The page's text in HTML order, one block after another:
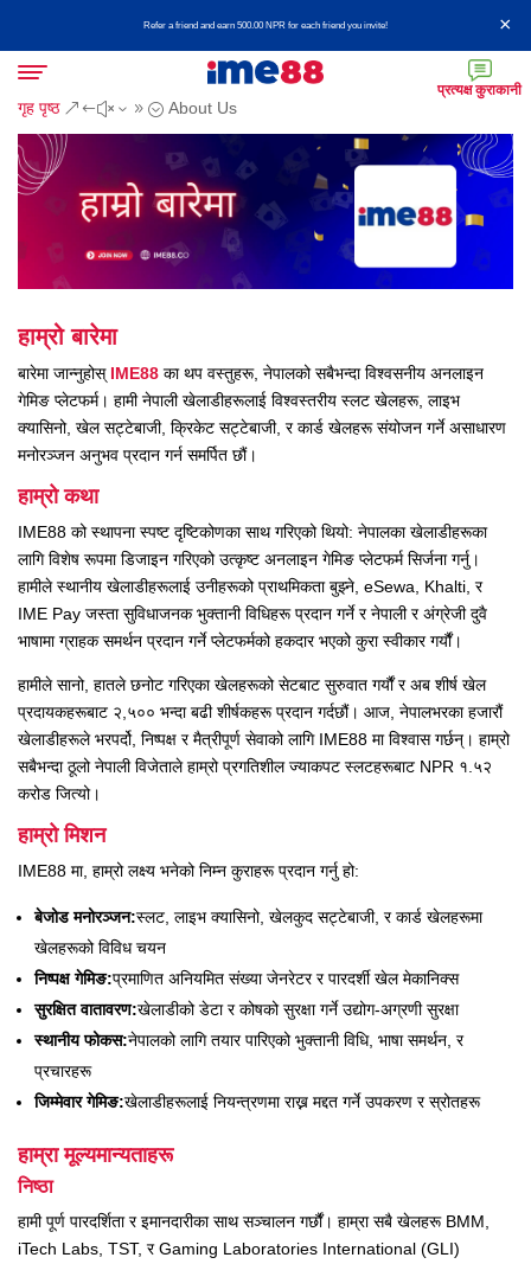
×
Refer a friend and earn 500.00 NPR for each friend you invite!
प्रत्यक्ष कुराकानी
गृह पृष्ठ &#x39; About Us
हाम्रो बारेमा
बारेमा जान्नुहोस् IME88 का थप वस्तुहरू, नेपालको सबैभन्दा विश्वसनीय अनलाइन
गेमिङ प्लेटफर्म। हामी नेपाली खेलाडीहरूलाई विश्वस्तरीय स्लट खेलहरू, लाइभ
क्यासिनो, खेल सट्टेबाजी, क्रिकेट सट्टेबाजी, र कार्ड खेलहरू संयोजन गर्ने असाधारण
मनोरञ्जन अनुभव प्रदान गर्न समर्पित छौं।
हाम्रो कथा
IME88 को स्थापना स्पष्ट दृष्टिकोणका साथ गरिएको थियो: नेपालका खेलाडीहरूका
लागि विशेष रूपमा डिजाइन गरिएको उत्कृष्ट अनलाइन गेमिङ प्लेटफर्म सिर्जना गर्नु।
हामीले स्थानीय खेलाडीहरूलाई उनीहरूको प्राथमिकता बुझ्ने, eSewa, Khalti, र
IME Pay जस्ता सुविधाजनक भुक्तानी विधिहरू प्रदान गर्ने र नेपाली र अंग्रेजी दुवै
भाषामा ग्राहक समर्थन प्रदान गर्ने प्लेटफर्मको हकदार भएको कुरा स्वीकार गर्यौं।
हामीले सानो, हातले छनोट गरिएका खेलहरूको सेटबाट सुरुवात गर्यौं र अब शीर्ष खेल
प्रदायकहरूबाट २,५०० भन्दा बढी शीर्षकहरू प्रदान गर्दछौं। आज, नेपालभरका हजारौं
खेलाडीहरूले भरपर्दो, निष्पक्ष र मैत्रीपूर्ण सेवाको लागि IME88 मा विश्वास गर्छन्। हाम्रो
सबैभन्दा ठूलो नेपाली विजेताले हाम्रो प्रगतिशील ज्याकपट स्लटहरूबाट NPR १.५२
करोड जित्यो।
हाम्रो मिशन
IME88 मा, हाम्रो लक्ष्य भनेको निम्न कुराहरू प्रदान गर्नु हो:
बेजोड मनोरञ्जन:स्लट, लाइभ क्यासिनो, खेलकुद सट्टेबाजी, र कार्ड खेलहरूमा
खेलहरूको विविध चयन
निष्पक्ष गेमिङ:प्रमाणित अनियमित संख्या जेनरेटर र पारदर्शी खेल मेकानिक्स
सुरक्षित वातावरण:खेलाडीको डेटा र कोषको सुरक्षा गर्ने उद्योग-अग्रणी सुरक्षा
स्थानीय फोकस:नेपालको लागि तयार पारिएको भुक्तानी विधि, भाषा समर्थन, र
प्रचारहरू
जिम्मेवार गेमिङ:खेलाडीहरूलाई नियन्त्रणमा राख्न मद्दत गर्ने उपकरण र स्रोतहरू
हाम्रा मूल्यमान्यताहरू
निष्ठा
हामी पूर्ण पारदर्शिता र इमानदारीका साथ सञ्चालन गर्छौं। हाम्रा सबै खेलहरू BMM,
iTech Labs, TST, र Gaming Laboratories International (GLI)